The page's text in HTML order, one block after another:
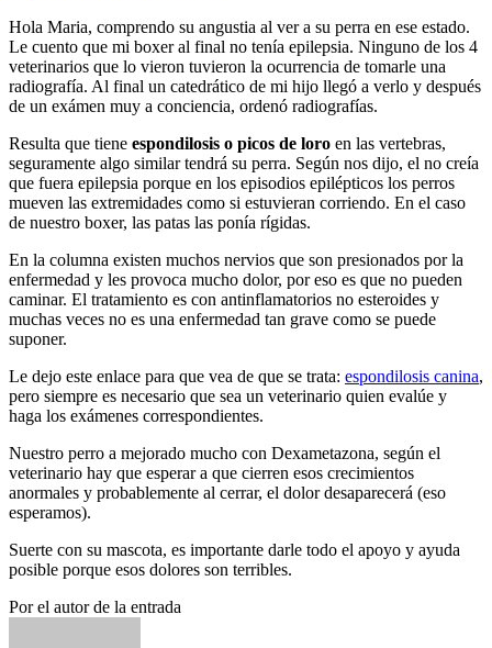
Hola Maria, comprendo su angustia al ver a su perra en ese estado.
Le cuento que mi boxer al final no tenía epilepsia. Ninguno de los 4
veterinarios que lo vieron tuvieron la ocurrencia de tomarle una
radiografía. Al final un catedrático de mi hijo llegó a verlo y después
de un exámen muy a conciencia, ordenó radiografías.
Resulta que tiene espondilosis o picos de loro en las vertebras,
seguramente algo similar tendrá su perra. Según nos dijo, el no creía
que fuera epilepsia porque en los episodios epilépticos los perros
mueven las extremidades como si estuvieran corriendo. En el caso
de nuestro boxer, las patas las ponía rígidas.
En la columna existen muchos nervios que son presionados por la
enfermedad y les provoca mucho dolor, por eso es que no pueden
caminar. El tratamiento es con antinflamatorios no esteroides y
muchas veces no es una enfermedad tan grave como se puede
suponer.
Le dejo este enlace para que vea de que se trata: espondilosis canina,
pero siempre es necesario que sea un veterinario quien evalúe y
haga los exámenes correspondientes.
Nuestro perro a mejorado mucho con Dexametazona, según el
veterinario hay que esperar a que cierren esos crecimientos
anormales y probablemente al cerrar, el dolor desaparecerá (eso
esperamos).
Suerte con su mascota, es importante darle todo el apoyo y ayuda
posible porque esos dolores son terribles.
Por el autor de la entrada